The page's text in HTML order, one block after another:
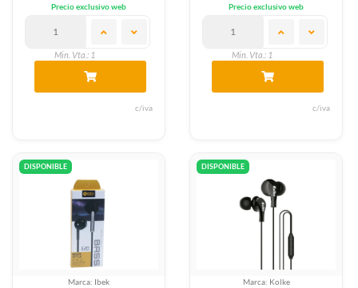
Precio exclusivo web
Min. Vta.: 1
c/iva
Precio exclusivo web
Min. Vta.: 1
c/iva
DISPONIBLE
Marca: Ibek
DISPONIBLE
Marca: Kolke